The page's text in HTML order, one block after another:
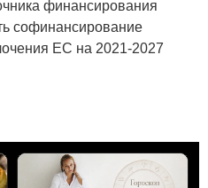
финансирования
софинансирование
ЕС на 2021-2027